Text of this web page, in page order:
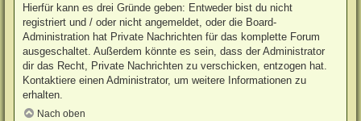
Hierfür kann es drei Gründe geben: Entweder bist du nicht
registriert und / oder nicht angemeldet, oder die Board-
Administration hat Private Nachrichten für das komplette Forum
ausgeschaltet. Außerdem könnte es sein, dass der Administrator
dir das Recht, Private Nachrichten zu verschicken, entzogen hat.
Kontaktiere einen Administrator, um weitere Informationen zu
erhalten.
Nach oben